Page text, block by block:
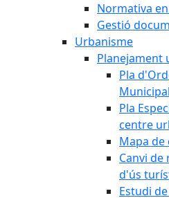
Normativa
Gestió
Urbanisme
Planejament
Pla
Municipal
Pla
centre
Mapa de
Canvi
d'ús
Estudi